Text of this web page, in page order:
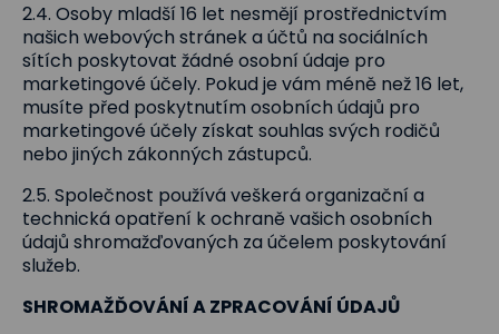
2.4. Osoby mladší 16 let nesmějí prostřednictvím
našich webových stránek a účtů na sociálních
sítích poskytovat žádné osobní údaje pro
marketingové účely. Pokud je vám méně než 16 let,
musíte před poskytnutím osobních údajů pro
marketingové účely získat souhlas svých rodičů
nebo jiných zákonných zástupců.
2.5. Společnost používá veškerá organizační a
technická opatření k ochraně vašich osobních
údajů shromažďovaných za účelem poskytování
služeb.
SHROMAŽĎOVÁNÍ A ZPRACOVÁNÍ ÚDAJŮ